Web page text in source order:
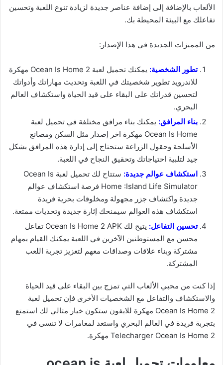
الألعاب بالإضافة إلى إضافة عناصر جديدة لزيادة تنوع اللعبة وتحسين
تفاعلك مع البيئة المحيطة بك.
من المميزات الجديدة في هذا الإصدار:
تطور الشخصية:
يمكنك تحميل لعبة Ocean Is Home 2 مهكرة
للاندرويد تطوير شخصيتك في اللعبة وتحديث مهاراتك وأدواتك
لتحسين قدراتك على البقاء على قيد الحياة واستكشاف العالم
البحري.
بناء المرافق: يمكنك بناء مرافق مختلفة في تحميل لعبة
Ocean Is Home مهكرة اخر إصدار مثل السكن ومصانع
الأسلحة وحقول الزراعة ستحتاج إلى إدارة هذه المرافق بشكل
جيد لتلبية احتياجاتك وتحقيق النجاح في اللعبة.
استكشاف عوالم جديدة:
ستتاح لك تحميل لعبة Ocean Is
Home :Island Life Simulator فرصة استكشاف عوالم
جديدة واكتشاف جزر مجهولة ومخلوقات بحرية فريدة
استكشاف هذه العوالم سيمنحك إثارة جديدة وتحديات ممتعة.
تحسين التفاعل:
يتيح لك Ocean Is Home 2 APK تفاعل
محسن مع المستوطنين الآخرين في اللعبة يمكنك القيام بمهام
مشتركة وبناء علاقات وصداقات معهم لتعزيز تجربة اللعب
المشتركة.
إذا كنت من محبي الألعاب التي تمزج بين البقاء على قيد الحياة
والاستكشاف والتفاعل مع الشخصيات الأخرى فإن تحميل لعبة
Ocean Is Home 2 مهكرة للايفون ستكون خيار مثالي لك استمتع
بتجربة فريدة في العالم البحري واستعد لمغامرات لا تنسى في
Telecharger Ocean Is Home 2 مهكرة.